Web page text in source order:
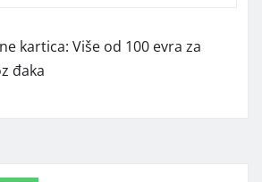
kartica: Više od 100 evra za
đaka